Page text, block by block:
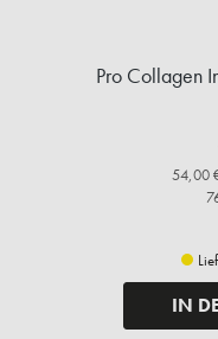
Pro Collagen
54,00
IN